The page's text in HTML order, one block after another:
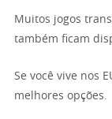
Muitos jogos
também ficam
Se você vive nos
melhores opções.